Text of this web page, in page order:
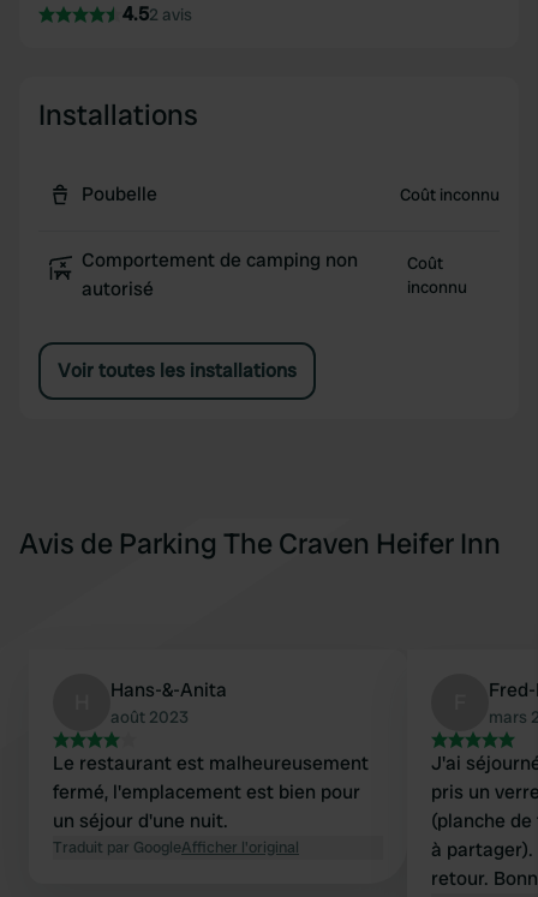
4.52 avis
Installations
Poubelle Coût inconnu
Comportement de camping non
autorisé
Coût
inconnu
Voir toutes les installations
Avis de Parking The Craven Heifer Inn
Hans-&-Anita
août 2023
Le restaurant est malheureusement
fermé, l'emplacement est bien pour
un séjour d'une nuit.
Traduit par GoogleAfficher l'original
mars
J'ai
pris un
(planche
à
retour.